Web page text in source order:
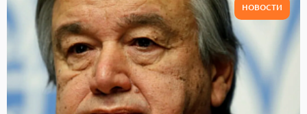
НОВОСТИ